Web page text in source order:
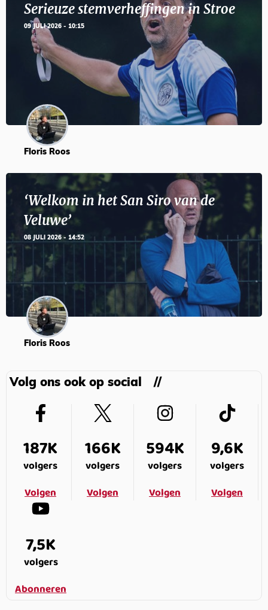
Serieuze stemverheffingen in Stroe
09 JULI 2026 - 10:15
Floris Roos
‘Welkom in het San Siro van de
Veluwe’
08 JULI 2026 - 14:52
Floris Roos
Volg ons ook op social
187K
volgers
Volgen
166K
volgers
Volgen
594K
volgers
Volgen
9,6K
volgers
Volgen
7,5K
volgers
Abonneren